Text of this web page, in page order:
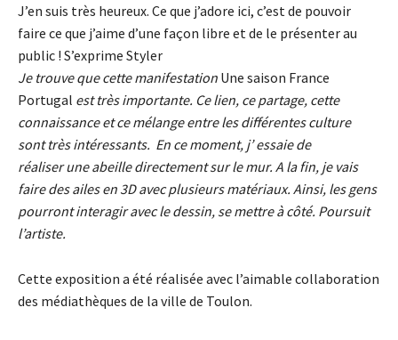
J’en suis très heureux. Ce que j’adore ici, c’est de pouvoir
faire ce que j’aime d’une façon libre et de le présenter au
public ! S’exprime Styler
Je trouve que cette manifestation Une saison France
Portugal est très importante. Ce lien, ce partage, cette
connaissance et ce mélange entre les différentes culture
sont très intéressants. En ce moment, j’ essaie de
réaliser une abeille directement sur le mur. A la fin, je vais
faire des ailes en 3D avec plusieurs matériaux. Ainsi, les gens
pourront interagir avec le dessin, se mettre à côté. Poursuit
l’artiste.
Cette exposition a été réalisée avec l’aimable collaboration
des médiathèques de la ville de Toulon.